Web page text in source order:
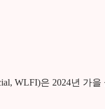
WLFI)은 2024년 가